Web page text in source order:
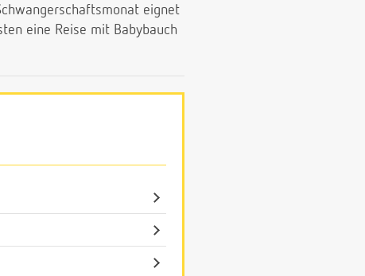
eignet
eine Reise mit Babybauch